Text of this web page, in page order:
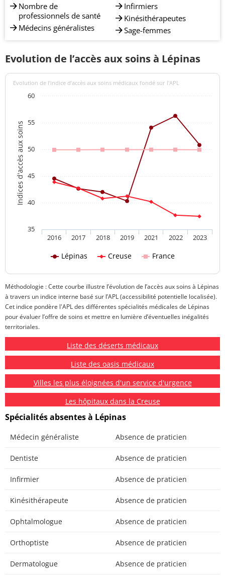
Nombre de
professionnels de santé
Médecins généralistes
Infirmiers
Kinésithérapeutes
Sage-femmes
Evolution de l’accès aux soins à Lépinas
Indices d'accès aux soins
Evolution de l’indice d’accès aux soins médicaux fondé sur l'APL
Lépinas Creuse France
2016 2017 2018 2019 2021 2022 2023
35
40
45
50
55
60
Méthodologie : Cette courbe illustre l’évolution de l’accès aux soins à Lépinas
à travers un indice interne basé sur l’APL (accessibilité potentielle localisée).
Cet indice pondère l'APL des différentes spécialités médicales de Lépinas
pour évaluer l’offre de soins et mettre en lumière d’éventuelles inégalités
territoriales.
Liste des déserts médicaux
Liste des oasis médicaux
Villes les plus éloignées d'un service d'urgence
Les hôpitaux dans la Creuse
Spécialités absentes à Lépinas
Médecin généraliste Absence de praticien
Dentiste Absence de praticien
Infirmier Absence de praticien
Kinésithérapeute Absence de praticien
Ophtalmologue Absence de praticien
Orthoptiste Absence de praticien
Dermatologue Absence de praticien